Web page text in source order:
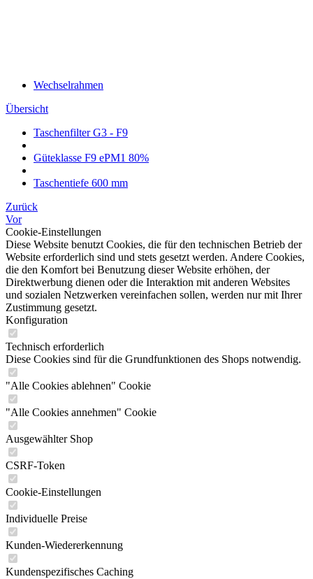
Wechselrahmen
Übersicht
Taschenfilter G3 - F9
Güteklasse F9 ePM1 80%
Taschentiefe 600 mm
Zurück
Vor
Cookie-Einstellungen
Diese Website benutzt Cookies, die für den technischen Betrieb der
Website erforderlich sind und stets gesetzt werden. Andere Cookies,
die den Komfort bei Benutzung dieser Website erhöhen, der
Direktwerbung dienen oder die Interaktion mit anderen Websites
und sozialen Netzwerken vereinfachen sollen, werden nur mit Ihrer
Zustimmung gesetzt.
Konfiguration
Technisch erforderlich
Diese Cookies sind für die Grundfunktionen des Shops notwendig.
"Alle Cookies ablehnen" Cookie
"Alle Cookies annehmen" Cookie
Ausgewählter Shop
CSRF-Token
Cookie-Einstellungen
Individuelle Preise
Kunden-Wiedererkennung
Kundenspezifisches Caching